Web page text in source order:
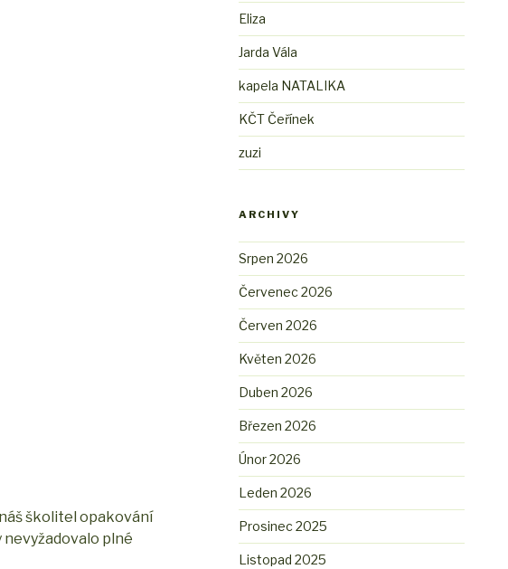
školitel opakování
plné
Eliza
Jarda Vála
kapela NATALIKA
KČT Čeřínek
zuzi
ARCHIVY
Srpen 2026
Červenec 2026
Červen 2026
Květen 2026
Duben 2026
Březen 2026
Únor 2026
Leden 2026
Prosinec 2025
Listopad 2025